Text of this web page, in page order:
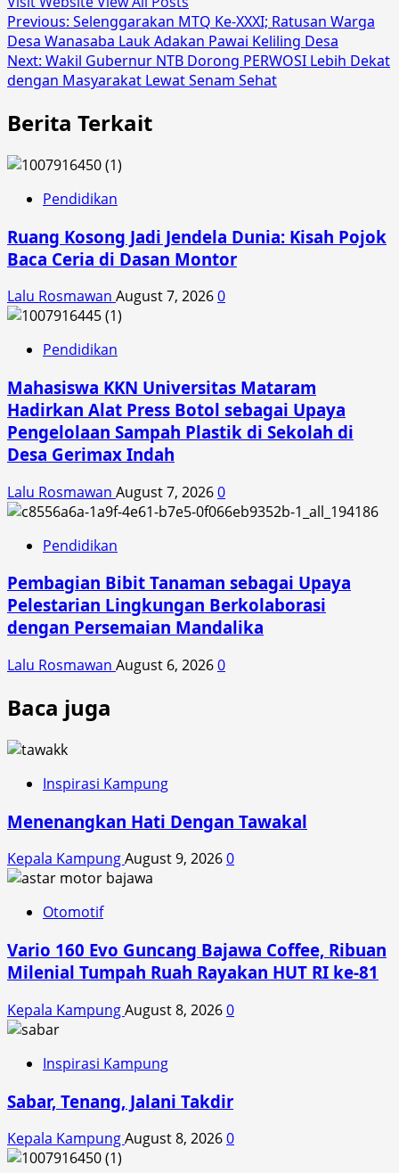
Post
navigation
Previous: Selenggarakan MTQ Ke-XXXI; Ratusan Warga
Desa Wanasaba Lauk Adakan Pawai Keliling Desa
Next: Wakil Gubernur NTB Dorong PERWOSI Lebih Dekat
dengan Masyarakat Lewat Senam Sehat
Berita Terkait
Pendidikan
Ruang Kosong Jadi Jendela Dunia: Kisah Pojok
Baca Ceria di Dasan Montor
Lalu Rosmawan August 7, 20260
Pendidikan
Mahasiswa KKN Universitas Mataram
Hadirkan Alat Press Botol sebagai Upaya
Pengelolaan Sampah Plastik di Sekolah di
Desa Gerimax Indah
Lalu Rosmawan August 7, 20260
Pendidikan
Pembagian Bibit Tanaman sebagai Upaya
Pelestarian Lingkungan Berkolaborasi
dengan Persemaian Mandalika
Lalu Rosmawan August 6, 20260
Baca juga
Inspirasi Kampung
Menenangkan Hati Dengan Tawakal
Kepala KampungAugust 9, 20260
Otomotif
Vario 160 Evo Guncang Bajawa Coffee, Ribuan
Milenial Tumpah Ruah Rayakan HUT RI ke-81
Kepala KampungAugust 8, 20260
Inspirasi Kampung
Sabar, Tenang, Jalani Takdir
Kepala KampungAugust 8, 20260